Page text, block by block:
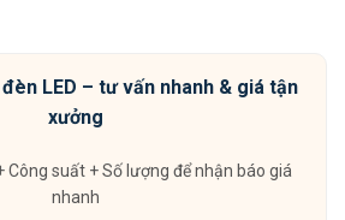
LED – tư vấn nhanh & giá tận
xưởng
Công suất + Số lượng để nhận báo giá
nhanh